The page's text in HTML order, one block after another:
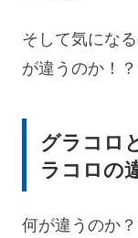
そして気にな
が違うのか！？
グラコロ
ラコロの
何が違うのか